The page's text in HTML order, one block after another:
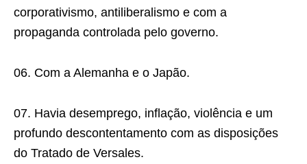
corporativismo, antiliberalismo e com a
propaganda controlada pelo governo.
06. Com a Alemanha e o Japão.
07. Havia desemprego, inflação, violência e um
profundo descontentamento com as disposições
do Tratado de Versales.